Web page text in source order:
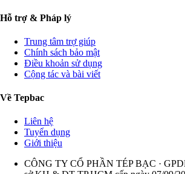
Hỗ trợ & Pháp lý
Trung tâm trợ giúp
Chính sách bảo mật
Điều khoản sử dụng
Cộng tác và bài viết
Về Tepbac
Liên hệ
Tuyển dụng
Giới thiệu
CÔNG TY CỔ PHẦN TÉP BẠC ·